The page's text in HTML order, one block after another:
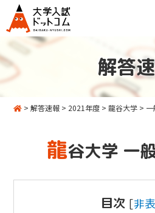
解答
>解答速報 > 2021年度 >龍谷大学 >
龍谷大学 一
目次 [非